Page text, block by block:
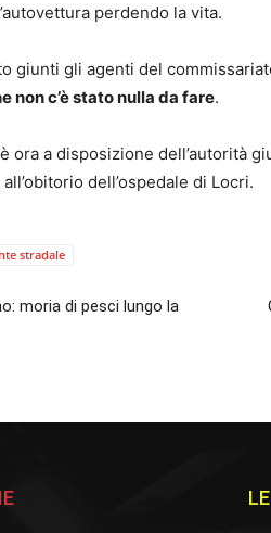
perdendo la vita.
giunti gli agenti del
non c’è stato nulla da fare.
ora a disposizione dell’autorità
dell’ospedale di Locri.
stradale
moria di pesci lungo la